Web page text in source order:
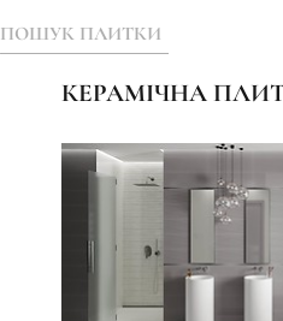
ПОШУК ПЛИТКИ
КЕРАМІЧНА